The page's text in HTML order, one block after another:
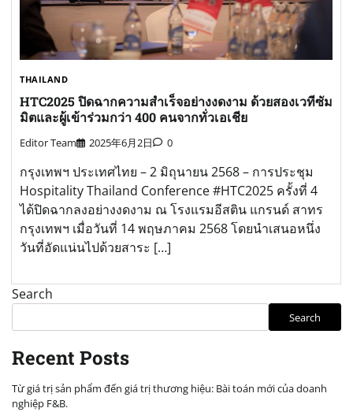
THAILAND
HTC2025 ปิดฉากความสำเร็จอย่างงดงาม ด้วยสองเวทีซัม
มิตและผู้เข้าร่วมกว่า 400 คนจากทั่วเอเชีย
Editor Team 2025年6月2日 0
กรุงเทพฯ ประเทศไทย – 2 มิถุนายน 2568 – การประชุม
Hospitality Thailand Conference #HTC2025 ครั้งที่ 4
ได้ปิดฉากลงอย่างงดงาม ณ โรงแรมอีสติน แกรนด์ สาทร
กรุงเทพฯ เมื่อวันที่ 14 พฤษภาคม 2568 โดยนำเสนอหนึ่ง
วันที่อัดแน่นไปด้วยสาระ […]
Search
Search
Recent Posts
Từ giá trị sản phẩm đến giá trị thương hiệu: Bài toán mới của doanh
nghiệp F&B.